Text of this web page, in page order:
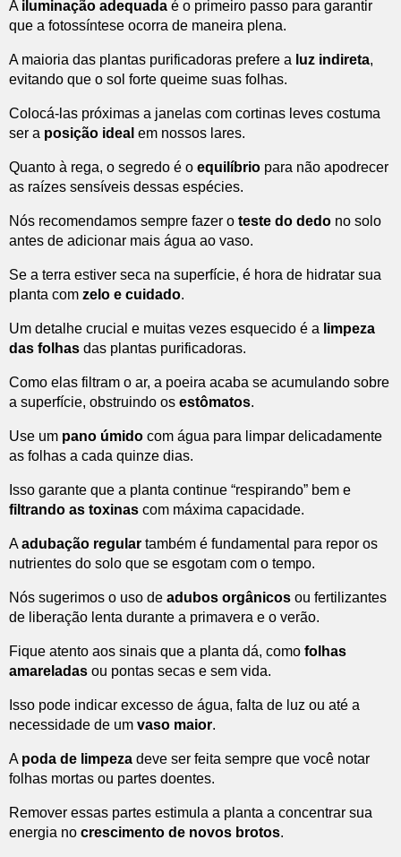
A iluminação adequada é o primeiro passo para garantir
que a fotossíntese ocorra de maneira plena.
A maioria das plantas purificadoras prefere a luz indireta,
evitando que o sol forte queime suas folhas.
Colocá-las próximas a janelas com cortinas leves costuma
ser a posição ideal em nossos lares.
Quanto à rega, o segredo é o equilíbrio para não apodrecer
as raízes sensíveis dessas espécies.
Nós recomendamos sempre fazer o teste do dedo no solo
antes de adicionar mais água ao vaso.
Se a terra estiver seca na superfície, é hora de hidratar sua
planta com zelo e cuidado.
Um detalhe crucial e muitas vezes esquecido é a limpeza
das folhas das plantas purificadoras.
Como elas filtram o ar, a poeira acaba se acumulando sobre
a superfície, obstruindo os estômatos.
Use um pano úmido com água para limpar delicadamente
as folhas a cada quinze dias.
Isso garante que a planta continue “respirando” bem e
filtrando as toxinas com máxima capacidade.
Aadubação regular também é fundamental para repor os
nutrientes do solo que se esgotam com o tempo.
Nós sugerimos o uso de adubos orgânicos ou fertilizantes
de liberação lenta durante a primavera e o verão.
Fique atento aos sinais que a planta dá, como folhas
amareladas ou pontas secas e sem vida.
Isso pode indicar excesso de água, falta de luz ou até a
necessidade de um vaso maior.
A poda de limpeza deve ser feita sempre que você notar
folhas mortas ou partes doentes.
Remover essas partes estimula a planta a concentrar sua
energia no crescimento de novos brotos.